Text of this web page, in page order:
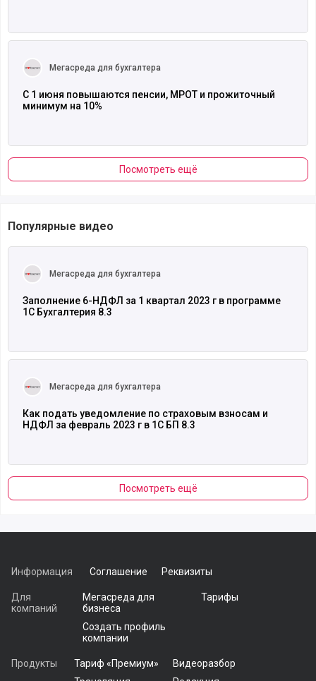
Мегасреда для бухгалтера
С 1 июня повышаются пенсии, МРОТ и прожиточный
минимум на 10%
Посмотреть ещё
Популярные видео
Мегасреда для бухгалтера
Заполнение 6-НДФЛ за 1 квартал 2023 г в программе
1С Бухгалтерия 8.3
Мегасреда для бухгалтера
Как подать уведомление по страховым взносам и
НДФЛ за февраль 2023 г в 1С БП 8.3
Посмотреть ещё
Информация Соглашение Реквизиты
Для
компаний
Мегасреда для
бизнеса
Тарифы
Создать профиль
компании
Продукты Тариф «Премиум»
Видеоразбор